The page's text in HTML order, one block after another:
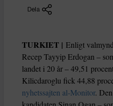
Dela
TURKIET | Enligt
Recep Tayyip Erdogan –
landet i 20 år – 49,51
Kilicdaroglu fick 44,88
nyhetssajten al-Monitor.